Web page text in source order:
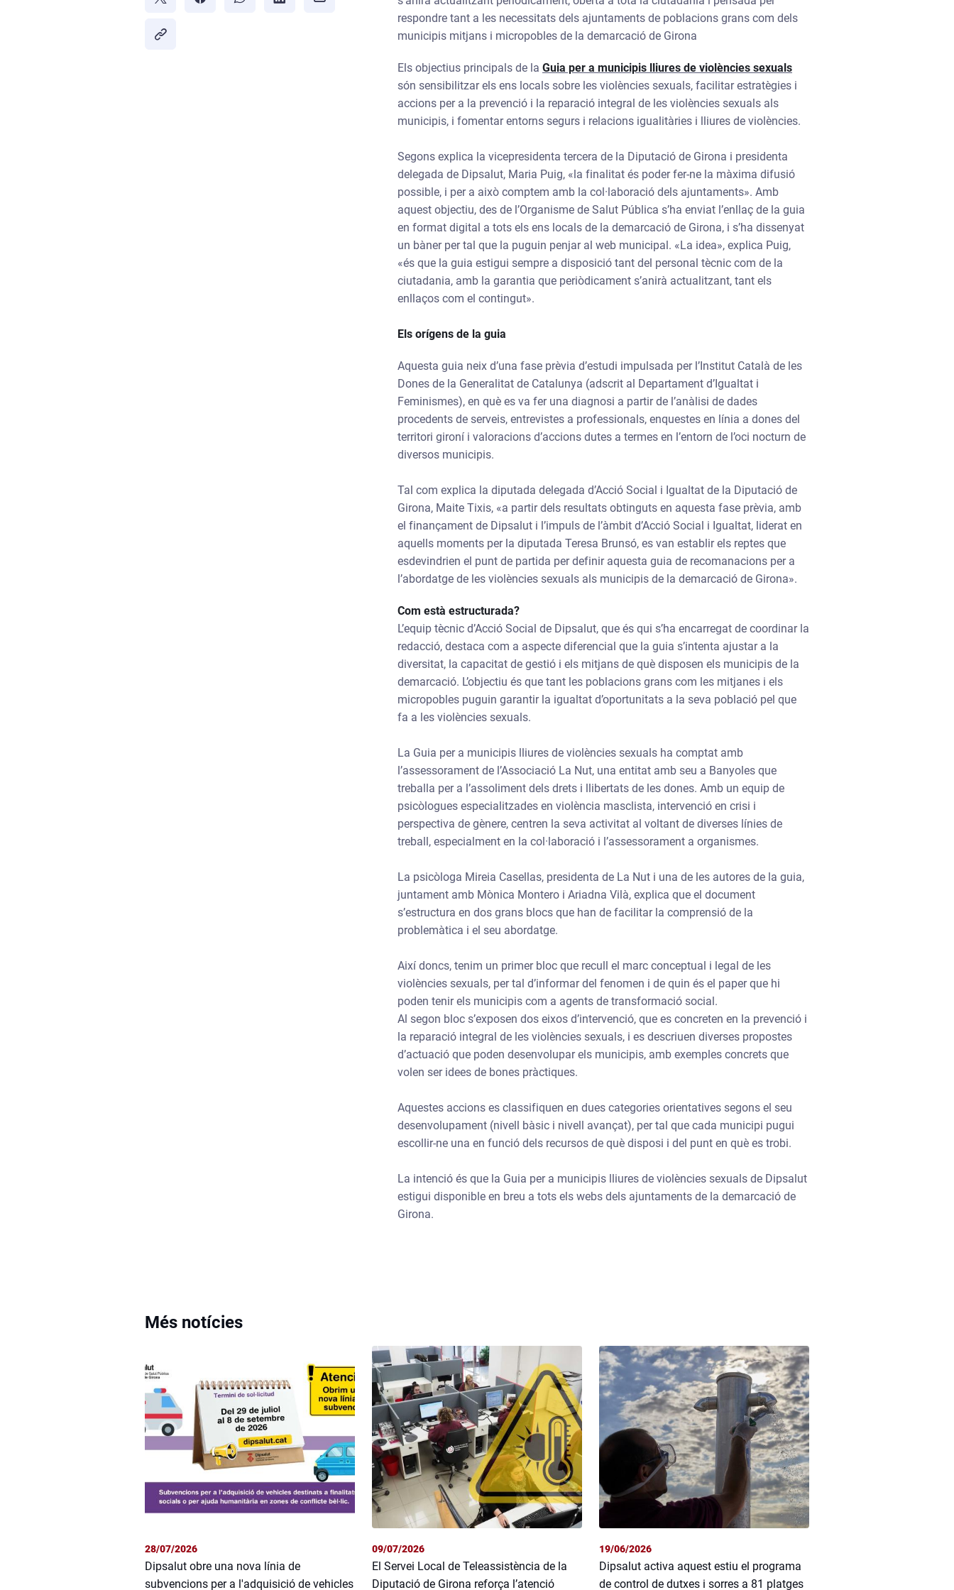
respondre tant a les necessitats dels ajuntaments de poblacions grans com dels
municipis mitjans i micropobles de la demarcació de Girona
Els objectius principals de la Guia per a municipis lliures de violències sexuals
són sensibilitzar els ens locals sobre les violències sexuals, facilitar estratègies i
accions per a la prevenció i la reparació integral de les violències sexuals als
municipis, i fomentar entorns segurs i relacions igualitàries i lliures de violències.
Segons explica la vicepresidenta tercera de la Diputació de Girona i presidenta
delegada de Dipsalut, Maria Puig, «la finalitat és poder fer-ne la màxima difusió
possible, i per a això comptem amb la col·laboració dels ajuntaments». Amb
aquest objectiu, des de l’Organisme de Salut Pública s’ha enviat l’enllaç de la guia
en format digital a tots els ens locals de la demarcació de Girona, i s’ha dissenyat
un bàner per tal que la puguin penjar al web municipal. «La idea», explica Puig,
«és que la guia estigui sempre a disposició tant del personal tècnic com de la
ciutadania, amb la garantia que periòdicament s’anirà actualitzant, tant els
enllaços com el contingut».
Els orígens de la guia
Aquesta guia neix d’una fase prèvia d’estudi impulsada per l’Institut Català de les
Dones de la Generalitat de Catalunya (adscrit al Departament d’Igualtat i
Feminismes), en què es va fer una diagnosi a partir de l’anàlisi de dades
procedents de serveis, entrevistes a professionals, enquestes en línia a dones del
territori gironí i valoracions d’accions dutes a termes en l’entorn de l’oci nocturn de
diversos municipis.
Tal com explica la diputada delegada d’Acció Social i Igualtat de la Diputació de
Girona, Maite Tixis, «a partir dels resultats obtinguts en aquesta fase prèvia, amb
el finançament de Dipsalut i l’impuls de l’àmbit d’Acció Social i Igualtat, liderat en
aquells moments per la diputada Teresa Brunsó, es van establir els reptes que
esdevindrien el punt de partida per definir aquesta guia de recomanacions per a
l’abordatge de les violències sexuals als municipis de la demarcació de Girona».
Com està estructurada?
L’equip tècnic d’Acció Social de Dipsalut, que és qui s’ha encarregat de coordinar la
redacció, destaca com a aspecte diferencial que la guia s’intenta ajustar a la
diversitat, la capacitat de gestió i els mitjans de què disposen els municipis de la
demarcació. L’objectiu és que tant les poblacions grans com les mitjanes i els
micropobles puguin garantir la igualtat d’oportunitats a la seva població pel que
fa a les violències sexuals.
La Guia per a municipis lliures de violències sexuals ha comptat amb
l’assessorament de l’Associació La Nut, una entitat amb seu a Banyoles que
treballa per a l’assoliment dels drets i llibertats de les dones. Amb un equip de
psicòlogues especialitzades en violència masclista, intervenció en crisi i
perspectiva de gènere, centren la seva activitat al voltant de diverses línies de
treball, especialment en la col·laboració i l’assessorament a organismes.
La psicòloga Mireia Casellas, presidenta de La Nut i una de les autores de la guia,
juntament amb Mònica Montero i Ariadna Vilà, explica que el document
s’estructura en dos grans blocs que han de facilitar la comprensió de la
problemàtica i el seu abordatge.
Així doncs, tenim un primer bloc que recull el marc conceptual i legal de les
violències sexuals, per tal d’informar del fenomen i de quin és el paper que hi
poden tenir els municipis com a agents de transformació social.
Al segon bloc s’exposen dos eixos d’intervenció, que es concreten en la prevenció i
la reparació integral de les violències sexuals, i es descriuen diverses propostes
d’actuació que poden desenvolupar els municipis, amb exemples concrets que
volen ser idees de bones pràctiques.
Aquestes accions es classifiquen en dues categories orientatives segons el seu
desenvolupament (nivell bàsic i nivell avançat), per tal que cada municipi pugui
escollir-ne una en funció dels recursos de què disposi i del punt en què es trobi.
La intenció és que la Guia per a municipis lliures de violències sexuals de Dipsalut
estigui disponible en breu a tots els webs dels ajuntaments de la demarcació de
Girona.
Més notícies
28/07/2026
Dipsalut obre una nova línia de
subvencions per a l'adquisició de vehicles
09/07/2026
El Servei Local de Teleassistència de la
Diputació de Girona reforça l’atenció
19/06/2026
Dipsalut activa aquest estiu el programa
de control de dutxes i sorres a 81 platges